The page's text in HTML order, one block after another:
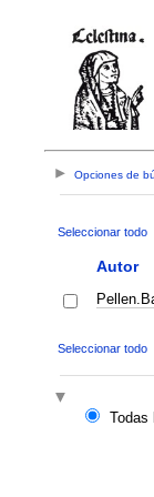
Opciones de
Seleccionar todo
Autor
Seleccionar todo
Todas